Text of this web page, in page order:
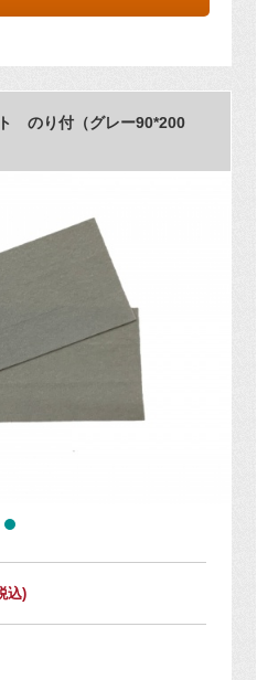
のり付（グレー90*200
込)